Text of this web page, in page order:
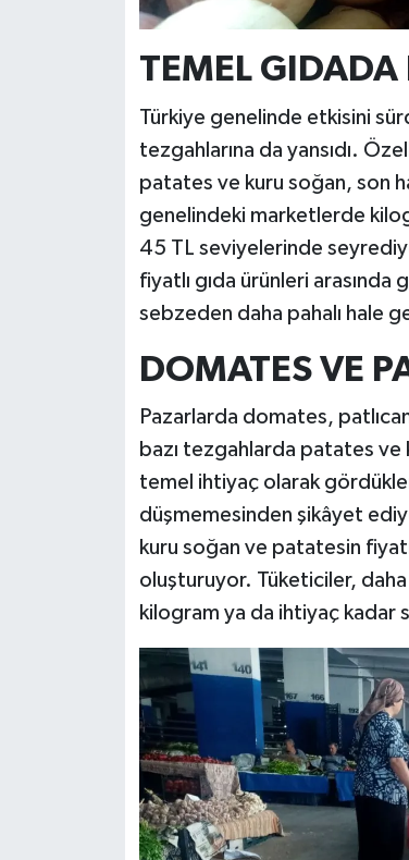
TEMEL GIDADA
Türkiye genelinde etkisini
tezgahlarına da yansıdı.
patates ve kuru soğan, son
genelindeki marketlerde
45 TL seviyelerinde
fiyatlı gıda ürünleri
sebzeden daha pahalı hale
DOMATES VE
Pazarlarda domates,
bazı tezgahlarda patates ve
temel ihtiyaç olarak
düşmemesinden şikâyet
kuru soğan ve patatesin
oluşturuyor. Tüketiciler, daha
kilogram ya da ihtiyaç kadar